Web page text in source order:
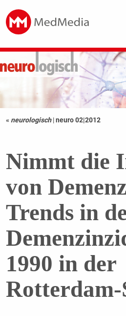
« neurologisch |neuro 02|2012
Nimmt die
von
Trends in
1990 in der
Rotterdam-